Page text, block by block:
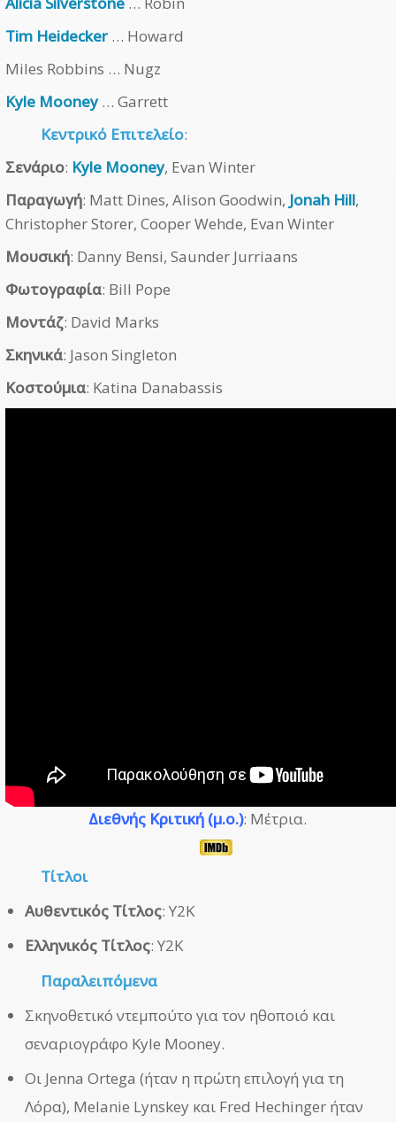
Tim Heidecker … Howard
Miles Robbins … Nugz
Kyle Mooney… Garrett
Κεντρικό Επιτελείο:
Σενάριο: Kyle Mooney, Evan Winter
Παραγωγή: Matt Dines, Alison Goodwin, Jonah Hill,
Christopher Storer, Cooper Wehde, Evan Winter
Μουσική: Danny Bensi, Saunder Jurriaans
Φωτογραφία: Bill Pope
Μοντάζ: David Marks
Σκηνικά: Jason Singleton
Κοστούμια: Katina Danabassis
Διεθνής Κριτική (μ.ο.): Μέτρια.
Τίτλοι
Αυθεντικός Τίτλος: Y2K
Ελληνικός Τίτλος: Y2K
Παραλειπόμενα
Σκηνοθετικό ντεμπούτο για τον ηθοποιό και
σεναριογράφο Kyle Mooney.
Οι Jenna Ortega (ήταν η πρώτη επιλογή για τη
Λόρα), Melanie Lynskey και Fred Hechinger ήταν